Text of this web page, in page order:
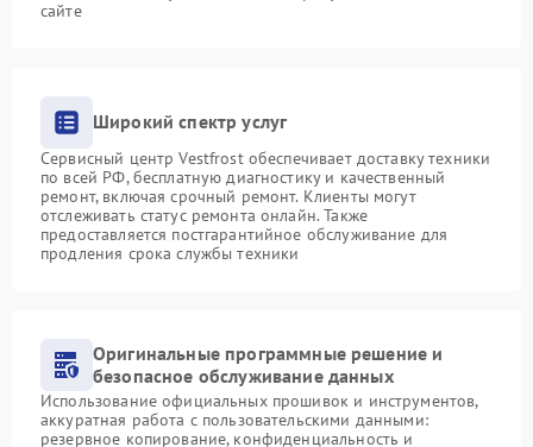
сайте
Широкий спектр услуг
Сервисный центр Vestfrost обеспечивает доставку техники
по всей РФ, бесплатную диагностику и качественный
ремонт, включая срочный ремонт. Клиенты могут
отслеживать статус ремонта онлайн. Также
предоставляется постгарантийное обслуживание для
продления срока службы техники
Оригинальные программные решение и
безопасное обслуживание данных
Использование официальных прошивок и инструментов,
аккуратная работа с пользовательскими данными:
резервное копирование, конфиденциальность и